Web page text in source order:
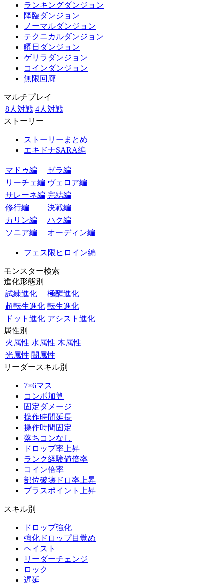
ランキングダンジョン
降臨ダンジョン
ノーマルダンジョン
テクニカルダンジョン
曜日ダンジョン
ゲリラダンジョン
コインダンジョン
無限回廊
マルチプレイ
8人対戦 4人対戦
ストーリー
ストーリーまとめ
エキドナSARA編
マドゥ編
ゼラ編
リーチェ編 ヴェロア編
サレーネ編 完結編
修行編
決戦編
カリン編
ハク編
ソニア編
オーディン編
フェス限ヒロイン編
モンスター検索
進化形態別
試練進化
極醒進化
超転生進化 転生進化
ドット進化 アシスト進化
属性別
火属性 水属性 木属性
光属性 闇属性
リーダースキル別
7×6マス
コンボ加算
固定ダメージ
操作時間延長
操作時間固定
落ちコンなし
ドロップ率上昇
ランク経験値倍率
コイン倍率
部位破壊ドロ率上昇
プラスポイント上昇
スキル別
ドロップ強化
強化ドロップ目覚め
ヘイスト
リーダーチェンジ
ロック
遅延